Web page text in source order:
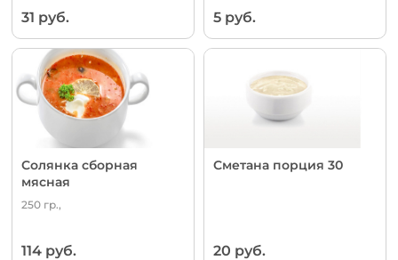
31 руб. 5 руб.
Солянка сборная
мясная
250 гр.,
114 руб.
Сметана порция 30
20 руб.